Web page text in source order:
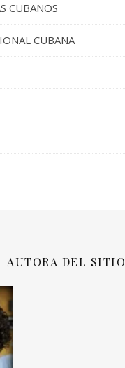
CUBANOS
CUBANA
AUTORA DEL SITIO